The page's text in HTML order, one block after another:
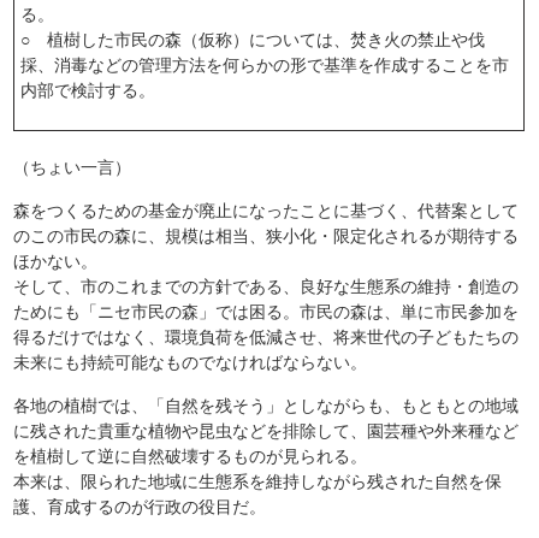
る。
○ 植樹した市民の森（仮称）については、焚き火の禁止や伐
採、消毒などの管理方法を何らかの形で基準を作成することを市
内部で検討する。
（ちょい一言）
森をつくるための基金が廃止になったことに基づく、代替案として
のこの市民の森に、規模は相当、狭小化・限定化されるが期待する
ほかない。
そして、市のこれまでの方針である、良好な生態系の維持・創造の
ためにも「ニセ市民の森」では困る。市民の森は、単に市民参加を
得るだけではなく、環境負荷を低減させ、将来世代の子どもたちの
未来にも持続可能なものでなければならない。
各地の植樹では、「自然を残そう」としながらも、もともとの地域
に残された貴重な植物や昆虫などを排除して、園芸種や外来種など
を植樹して逆に自然破壊するものが見られる。
本来は、限られた地域に生態系を維持しながら残された自然を保
護、育成するのが行政の役目だ。